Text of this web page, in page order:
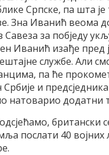
Српске, па шта
Зна Иванић веома
Савеза за побједу
Иванић изађе пред
службе. Али
па ће
Србије и
натоварио додатни
британски
послати 40